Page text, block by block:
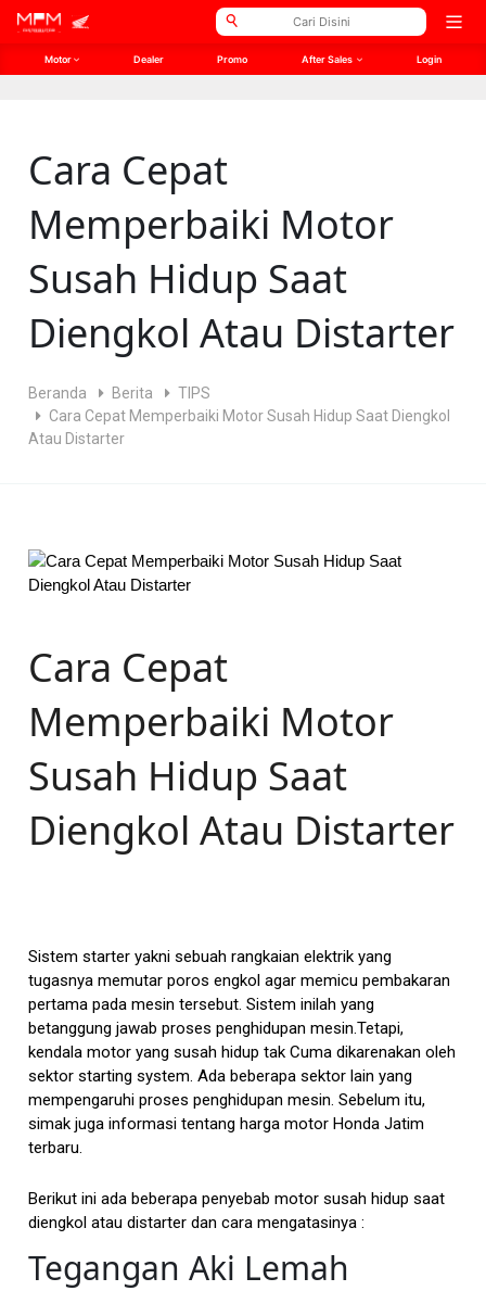
// Open Graph Meta SEO // Twitter Meta SEO
Open
Motor Dealer Promo After Sales Login
Cara Cepat
Memperbaiki Motor
Susah Hidup Saat
Diengkol Atau Distarter
Beranda Berita
TIPS
Cara Cepat Memperbaiki Motor Susah Hidup Saat Diengkol
Atau Distarter
Cara Cepat
Memperbaiki Motor
Susah Hidup Saat
Diengkol Atau Distarter
Sistem starter yakni sebuah rangkaian elektrik yang
tugasnya memutar poros engkol agar memicu pembakaran
pertama pada mesin tersebut. Sistem inilah yang
betanggung jawab proses penghidupan mesin.Tetapi,
kendala motor yang susah hidup tak Cuma dikarenakan oleh
sektor starting system. Ada beberapa sektor lain yang
mempengaruhi proses penghidupan mesin. Sebelum itu,
simak juga informasi tentang harga motor Honda Jatim
terbaru.
Berikut ini ada beberapa penyebab motor susah hidup saat
diengkol atau distarter dan cara mengatasinya :
Tegangan Aki Lemah